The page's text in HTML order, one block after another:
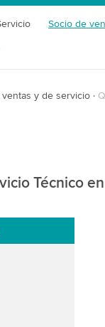
Socio de
y de servicio
Técnico